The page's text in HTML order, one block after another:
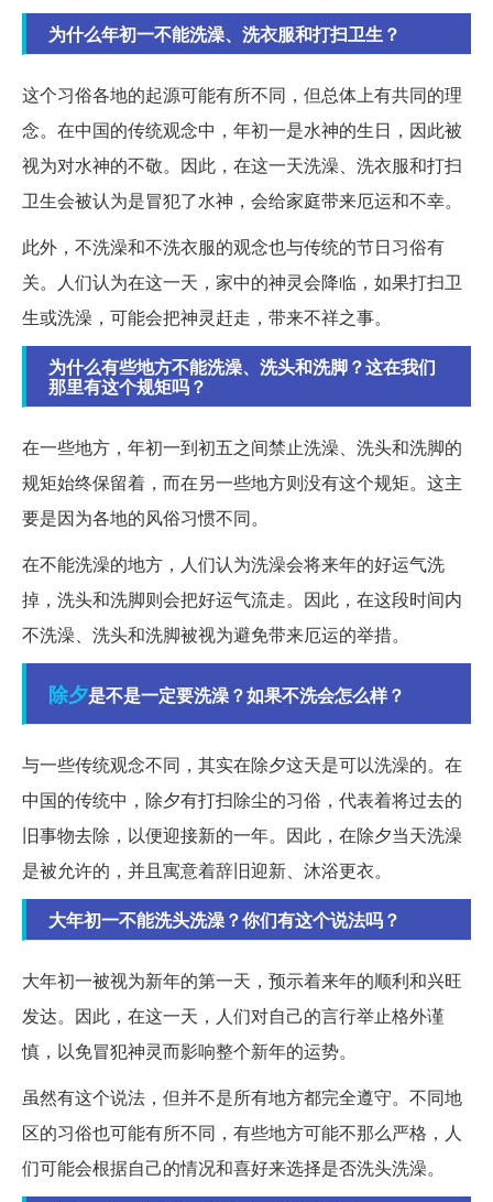
为什么年初一不能洗澡、洗衣服和打扫卫生？
这个习俗各地的起源可能有所不同，但总体上有共同的理
念。在中国的传统观念中，年初一是水神的生日，因此被
视为对水神的不敬。因此，在这一天洗澡、洗衣服和打扫
卫生会被认为是冒犯了水神，会给家庭带来厄运和不幸。
此外，不洗澡和不洗衣服的观念也与传统的节日习俗有
关。人们认为在这一天，家中的神灵会降临，如果打扫卫
生或洗澡，可能会把神灵赶走，带来不祥之事。
为什么有些地方不能洗澡、洗头和洗脚？这在我们
那里有这个规矩吗？
在一些地方，年初一到初五之间禁止洗澡、洗头和洗脚的
规矩始终保留着，而在另一些地方则没有这个规矩。这主
要是因为各地的风俗习惯不同。
在不能洗澡的地方，人们认为洗澡会将来年的好运气洗
掉，洗头和洗脚则会把好运气流走。因此，在这段时间内
不洗澡、洗头和洗脚被视为避免带来厄运的举措。
除夕是不是一定要洗澡？如果不洗会怎么样？
与一些传统观念不同，其实在除夕这天是可以洗澡的。在
中国的传统中，除夕有打扫除尘的习俗，代表着将过去的
旧事物去除，以便迎接新的一年。因此，在除夕当天洗澡
是被允许的，并且寓意着辞旧迎新、沐浴更衣。
大年初一不能洗头洗澡？你们有这个说法吗？
大年初一被视为新年的第一天，预示着来年的顺利和兴旺
发达。因此，在这一天，人们对自己的言行举止格外谨
慎，以免冒犯神灵而影响整个新年的运势。
虽然有这个说法，但并不是所有地方都完全遵守。不同地
区的习俗也可能有所不同，有些地方可能不那么严格，人
们可能会根据自己的情况和喜好来选择是否洗头洗澡。